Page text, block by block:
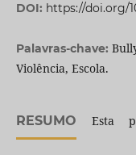
DOI: https://doi.org/
Palavras-chave:
Violência, Escola.
RESUMO Esta